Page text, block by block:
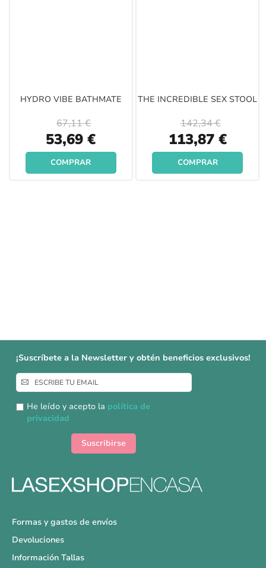
HYDRO VIBE BATHMATE
Special
Price
53,69 €
67,11 €
COMPRAR
THE INCREDIBLE SEX STOOL
Special
Price
113,87 €
142,34 €
COMPRAR
¡Suscríbete a la Newsletter y obtén beneficios exclusivos!
Inscríbase
a
nuestro
boletín
He leído y acepto la política de
privacidad
Suscribirse
Formas y gastos de envíos
Devoluciones
Información Tallas